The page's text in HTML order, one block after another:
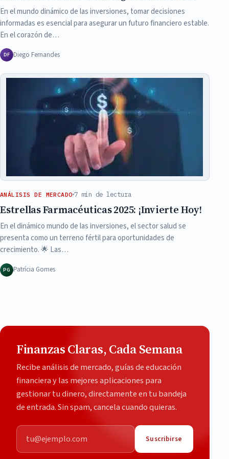
En el mundo dinámico de las inversiones, tomar decisiones
informadas es esencial para asegurar un futuro financiero estable.
En el corazón de…
DF Diego Fernandes
ANÁLISIS DE MERCADO 7 min de lectura
Estrellas Farmacéuticas 2025: ¡Invierte Hoy!
En el dinámico mundo de las inversiones, el sector salud se
presenta como un terreno fértil para oportunidades de
crecimiento. 🌟 Las…
PG Patrícia Gomes
Finanzas Claras, Cada Semana
Recibe análisis de mercado, guías de educación
financiera y las mejores aplicaciones para
gestionar tu dinero, directamente en tu bandeja
de entrada. Sin spam, cancela cuando quieras.
Correo electrónico
Suscribirse